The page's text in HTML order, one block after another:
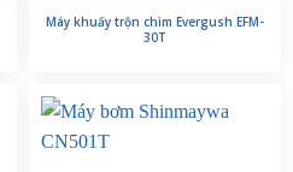
Máy khuấy trộn chìm Evergush EFM-
30T